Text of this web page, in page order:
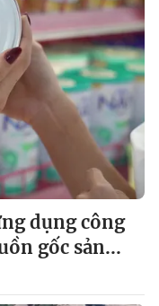
dụng công
gốc sản...